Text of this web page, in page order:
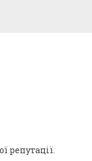
репутації.